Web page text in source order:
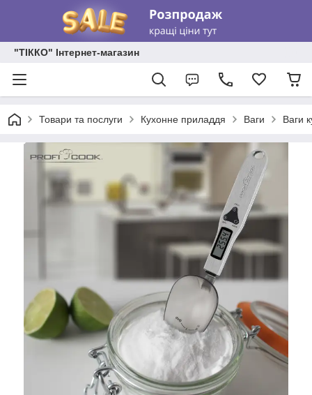
"ТІККО" Інтернет-магазин
Товари та послуги Кухонне приладдя Ваги Ваги